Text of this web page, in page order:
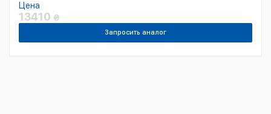
Цена
13410 ₴
Запросить аналог